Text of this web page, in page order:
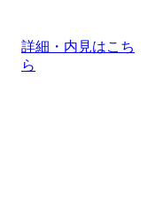
詳細・内見はこち
ら